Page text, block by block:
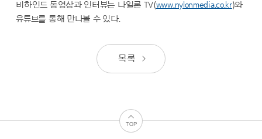
비하인드 동영상과 인터뷰는 나일론 TV(www.nylonmedia.co.kr)와
유튜브를 통해 만나볼 수 있다.
목록
TOP